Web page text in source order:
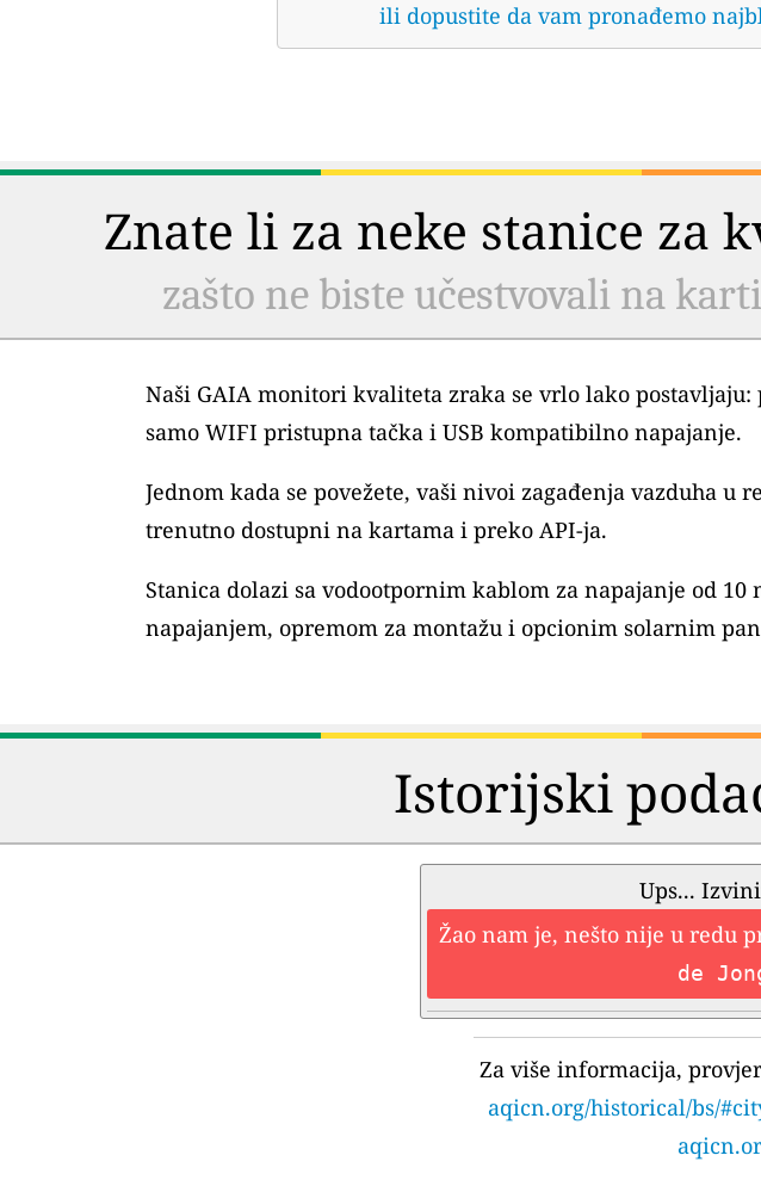
ili dopustite da vam pronađemo
Znate li za neke stanice za
zašto ne biste učestvovali na
Naši GAIA monitori kvaliteta zraka se vrlo lako postavljaju:
samo WIFI pristupna tačka i USB kompatibilno napajanje.
Jednom kada se povežete, vaši nivoi zagađenja vazduha u
trenutno dostupni na kartama i preko API-ja.
Stanica dolazi sa vodootpornim kablom za napajanje od 10
napajanjem, opremom za montažu i opcionim solarnim
Istorijski
Ups...
Žao nam je, nešto nije u redu
de
Za više informacija,
aqicn.org/historical/bs/